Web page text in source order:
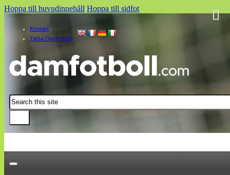
Hoppa till huvudinnehåll Hoppa till sidfot
Kontakt
Tipsa Damfotboll
Sök